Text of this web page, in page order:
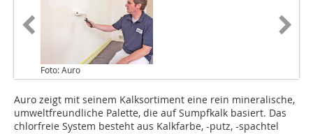
Foto: Auro
Auro zeigt mit seinem Kalksortiment eine rein mineralische,
umweltfreundliche Palette, die auf Sumpfkalk basiert. Das
chlorfreie System besteht aus Kalkfarbe, -putz, -spachtel